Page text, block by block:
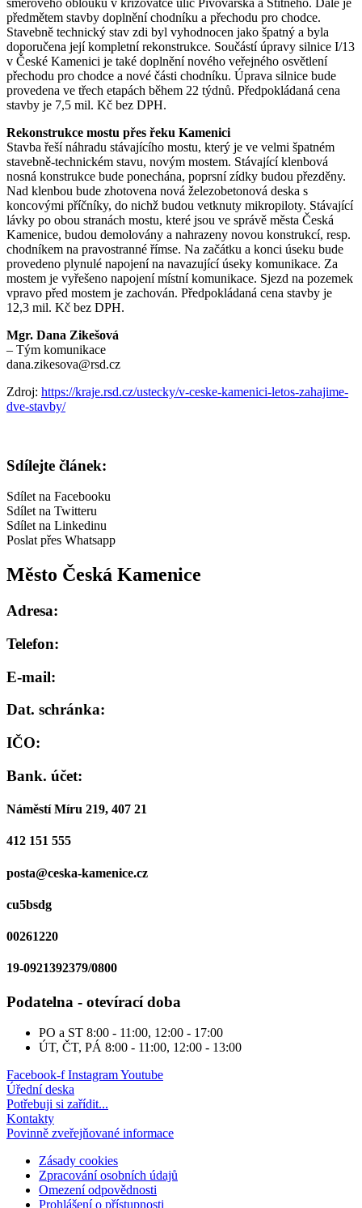
směrového oblouku v křižovatce ulic Pivovarská a Štítného. Dále je
předmětem stavby doplnění chodníku a přechodu pro chodce.
Stavebně technický stav zdi byl vyhodnocen jako špatný a byla
dopo­ručena její kompletní rekonstrukce. Součástí úpravy silnice I/13
v České Kamenici je také doplnění nového veřejného osvětlení
přechodu pro chodce a nové části chodníku. Úprava silnice bude
provedena ve třech etapách během 22 týdnů. Předpokládaná cena
stavby je 7,5 mil. Kč bez DPH.
Rekonstrukce mostu přes řeku Kamenici
Stavba řeší náhradu stávajícího mostu, který je ve velmi špatném
staveb­ně-technickém stavu, novým mostem. Stávající klenbová
nosná konstrukce bude ponechána, poprsní zídky budou přezděny.
Nad klenbou bude zhotovena nová železobetonová deska s
koncovými příč­níky, do nichž budou vetknuty mikropiloty. Stávající
lávky po obou stranách mostu, které jsou ve správě města Česká
Kamenice, budou demolovány a nahrazeny novou konstrukcí, resp.
chodníkem na pravostranné římse. Na začátku a konci úseku bude
provedeno plynulé na­pojení na navazující úseky komunikace. Za
mostem je vyřešeno napojení místní komunikace. Sjezd na pozemek
vpravo před mostem je zachován. Předpokládaná cena stavby je
12,3 mil. Kč bez DPH.
Mgr. Dana Zikešová
– Tým komunikace
dana.zikesova@rsd.cz
Zdroj: https://kraje.rsd.cz/ustecky/v-ceske-kamenici-letos-zahajime-
dve-stavby/
Sdílejte článek:
Sdílet na Facebooku
Sdílet na Twitteru
Sdílet na Linkedinu
Poslat přes Whatsapp
Město Česká Kamenice
Adresa:
Telefon:
E-mail:
Dat. schránka:
IČO:
Bank. účet:
Náměstí Míru 219, 407 21
412 151 555
posta@ceska-kamenice.cz
cu5bsdg
00261220
19-0921392379/0800
Podatelna - otevírací doba
PO a ST 8:00 - 11:00, 12:00 - 17:00
ÚT, ČT, PÁ 8:00 - 11:00, 12:00 - 13:00
Facebook-f InstagramYoutube
Úřední deska
Potřebuji si zařídit...
Kontakty
Povinně zveřejňované informace
Zásady cookies
Zpracování osobních údajů
Omezení odpovědnosti
Prohlášení o přístupnosti